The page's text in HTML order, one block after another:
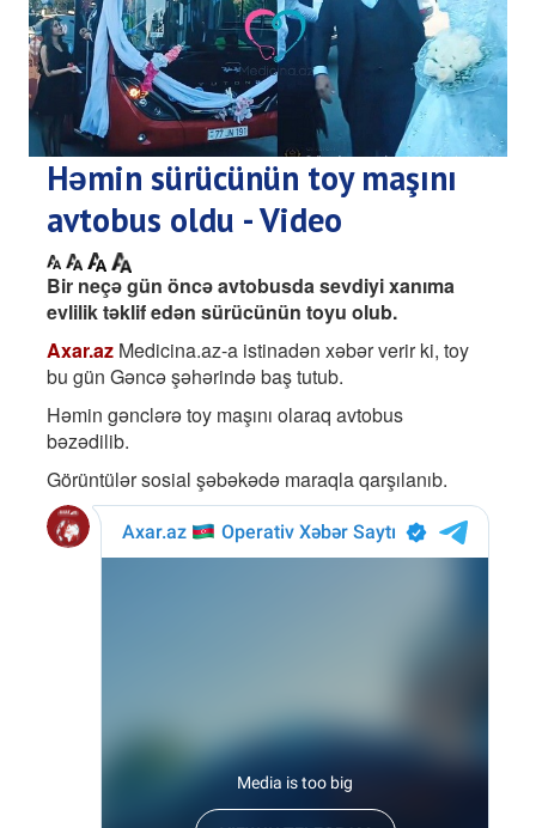
Həmin sürücünün toy maşını
avtobus oldu - Video
Bir neçə gün öncə avtobusda sevdiyi xanıma
evlilik təklif edən sürücünün toyu olub.
Axar.az Medicina.az-a istinadən xəbər verir ki, toy
bu gün Gəncə şəhərində baş tutub.
Həmin gənclərə toy maşını olaraq avtobus
bəzədilib.
Görüntülər sosial şəbəkədə maraqla qarşılanıb.